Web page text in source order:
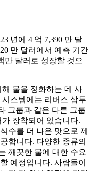
년에 4 억 7,390 만 달
만 달러에서 예측 기간
만 달러로 성장할 것으
물을 정화하는 데 사
스템에는 리버스 삼투
그룹과 같은 다른 그룹
장착되어 있습니다.
수를 더 나은 맛으로 제
합니다. 다양한 종류의
깨끗한 물에 대한 수요
예정입니다. 사람들이